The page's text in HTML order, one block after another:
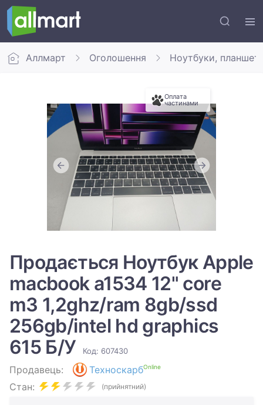
Аллмарт Оголошення Ноутбуки,
Оплата
частинами
Продається Ноутбук Apple
macbook a1534 12" core
m3 1,2ghz/ram 8gb/ssd
256gb/intel hd graphics
615 Б/У
Код: 607430
Продавець: ТехноскарбOnline
Стан: (прийнятний)